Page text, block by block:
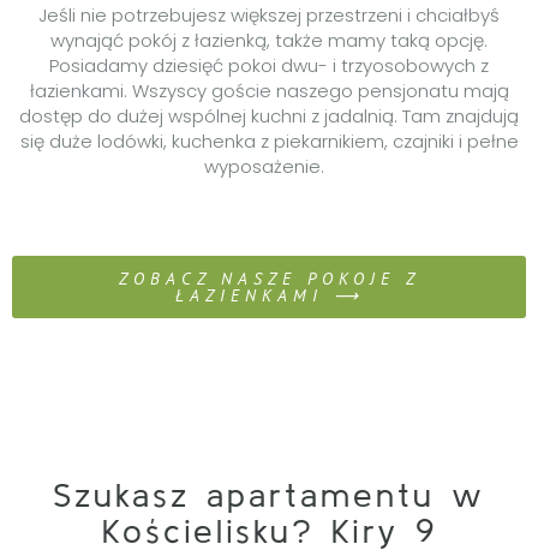
Jeśli nie potrzebujesz większej przestrzeni i chciałbyś
wynająć pokój z łazienką, także mamy taką opcję.
Posiadamy dziesięć pokoi dwu- i trzyosobowych z
łazienkami. Wszyscy goście naszego pensjonatu mają
dostęp do dużej wspólnej kuchni z jadalnią. Tam znajdują
się duże lodówki, kuchenka z piekarnikiem, czajniki i pełne
wyposażenie.
ZOBACZ NASZE POKOJE Z
ŁAZIENKAMI ⟶
Szukasz apartamentu w
Kościelisku? Kiry 9